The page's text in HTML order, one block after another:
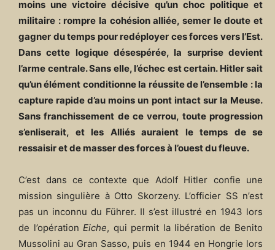
moins une victoire décisive qu’un choc politique et
militaire : rompre la cohésion alliée, semer le doute et
gagner du temps pour redéployer ces forces vers l’Est.
Dans cette logique désespérée, la surprise devient
l’arme centrale. Sans elle, l’échec est certain. Hitler sait
qu’un élément conditionne la réussite de l’ensemble : la
capture rapide d’au moins un pont intact sur la Meuse.
Sans franchissement de ce verrou, toute progression
s’enliserait, et les Alliés auraient le temps de se
ressaisir et de masser des forces à l’ouest du fleuve.
C’est dans ce contexte que Adolf Hitler confie une
mission singulière à Otto Skorzeny. L’officier SS n’est
pas un inconnu du Führer. Il s’est illustré en 1943 lors
de l’opération Eiche, qui permit la libération de Benito
Mussolini au Gran Sasso, puis en 1944 en Hongrie lors